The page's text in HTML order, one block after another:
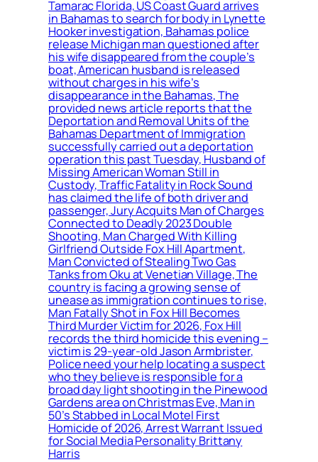
Tamarac Florida, US Coast Guard arrives
in Bahamas to search for body in Lynette
Hooker investigation, Bahamas police
release Michigan man questioned after
his wife disappeared from the couple’s
boat, American husband is released
without charges in his wife’s
disappearance in the Bahamas, The
provided news article reports that the
Deportation and Removal Units of the
Bahamas Department of Immigration
successfully carried out a deportation
operation this past Tuesday, Husband of
Missing American Woman Still in
Custody, Traffic Fatality in Rock Sound
has claimed the life of both driver and
passenger, Jury Acquits Man of Charges
Connected to Deadly 2023 Double
Shooting, Man Charged With Killing
Girlfriend Outside Fox Hill Apartment,
Man Convicted of Stealing Two Gas
Tanks from Oku at Venetian Village, The
country is facing a growing sense of
unease as immigration continues to rise,
Man Fatally Shot in Fox Hill Becomes
Third Murder Victim for 2026, Fox Hill
records the third homicide this evening –
victim is 29-year-old Jason Armbrister,
Police need your help locating a suspect
who they believe is responsible for a
broad day light shooting in the Pinewood
Gardens area on Christmas Eve, Man in
50’s Stabbed in Local Motel First
Homicide of 2026, Arrest Warrant Issued
for Social Media Personality Brittany
Harris